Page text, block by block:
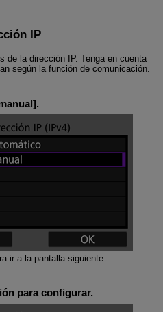
IP
de la dirección IP. Tenga en cuenta
según la función de comunicación.
].
ir a la pantalla siguiente.
para configurar.